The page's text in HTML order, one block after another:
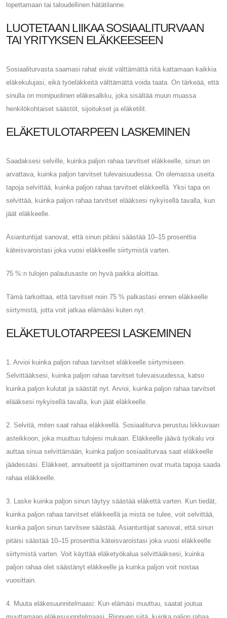
lopettamaan tai taloudellinen hätätilanne.
LUOTETAAN LIIKAA SOSIAALITURVAAN
TAI YRITYKSEN ELÄKKEESEEN
Sosiaaliturvasta saamasi rahat eivät välttämättä riitä kattamaan kaikkia
eläkekulujasi, eikä työeläkkeitä välttämättä voida taata. On tärkeää, että
sinulla on monipuolinen eläkesalkku, joka sisältää muun muassa
henkilökohtaiset säästöt, sijoitukset ja eläketilit.
ELÄKETULOTARPEEN LASKEMINEN
Saadaksesi selville, kuinka paljon rahaa tarvitset eläkkeelle, sinun on
arvattava, kuinka paljon tarvitset tulevaisuudessa. On olemassa useita
tapoja selvittää, kuinka paljon rahaa tarvitset eläkkeellä. Yksi tapa on
selvittää, kuinka paljon rahaa tarvitset elääksesi nykyisellä tavalla, kun
jäät eläkkeelle.
Asiantuntijat sanovat, että sinun pitäisi säästää 10–15 prosenttia
käteisvaroistasi joka vuosi eläkkeelle siirtymistä varten.
75 %:n tulojen palautusaste on hyvä paikka aloittaa.
Tämä tarkoittaa, että tarvitset noin 75 % palkastasi ennen eläkkeelle
siirtymistä, jotta voit jatkaa elämääsi kuten nyt.
ELÄKETULOTARPEESI LASKEMINEN
1. Arvioi kuinka paljon rahaa tarvitset eläkkeelle siirtymiseen.
Selvittääksesi, kuinka paljon rahaa tarvitset tulevaisuudessa, katso
kuinka paljon kulutat ja säästät nyt. Arvioi, kuinka paljon rahaa tarvitset
elääksesi nykyisellä tavalla, kun jäät eläkkeelle.
2. Selvitä, miten saat rahaa eläkkeellä. Sosiaaliturva perustuu liikkuvaan
asteikkoon, joka muuttuu tulojesi mukaan. Eläkkeelle jäävä työkalu voi
auttaa sinua selvittämään, kuinka paljon sosiaaliturvaa saat eläkkeelle
jäädessäsi. Eläkkeet, annuiteetit ja sijoittaminen ovat muita tapoja saada
rahaa eläkkeelle.
3. Laske kuinka paljon sinun täytyy säästää eläkettä varten. Kun tiedät,
kuinka paljon rahaa tarvitset eläkkeellä ja mistä se tulee, voit selvittää,
kuinka paljon sinun tarvitsee säästää. Asiantuntijat sanovat, että sinun
pitäisi säästää 10–15 prosenttia käteisvaroistasi joka vuosi eläkkeelle
siirtymistä varten. Voit käyttää eläketyökalua selvittääksesi, kuinka
paljon rahaa olet säästänyt eläkkeelle ja kuinka paljon voit nostaa
vuosittain.
4. Muuta eläkesuunnitelmaasi: Kun elämäsi muuttuu, saatat joutua